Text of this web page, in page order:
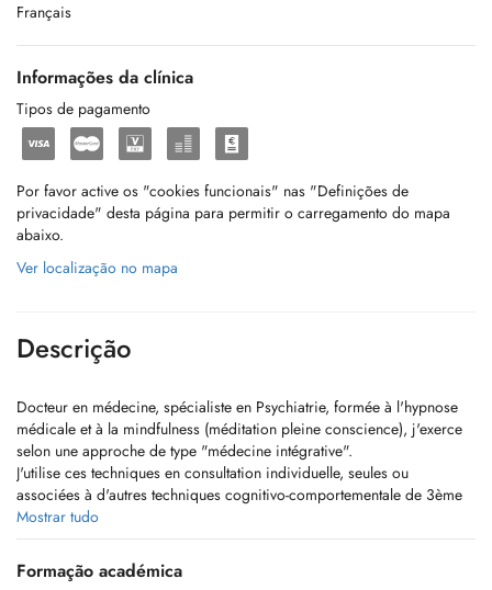
Français
Informações da clínica
Tipos de pagamento
Por favor active os "cookies funcionais" nas "Definições de
privacidade" desta página para permitir o carregamento do mapa
abaixo.
Ver localização no mapa
Descrição
Docteur en médecine, spécialiste en Psychiatrie, formée à l'hypnose
médicale et à la mindfulness (méditation pleine conscience), j'exerce
selon une approche de type "médecine intégrative".
J'utilise ces techniques en consultation individuelle, seules ou
associées à d'autres techniques cognitivo-comportementale de 3ème
vague dites Thérapies ACT (thérapies d'acceptation et d'engagement).
Ces outils thérapeutiques sont complémentaires des soins pluri-
disciplinaires somatiques et/ou psychothérapeutiques.
Mostrar tudo
Formação académica